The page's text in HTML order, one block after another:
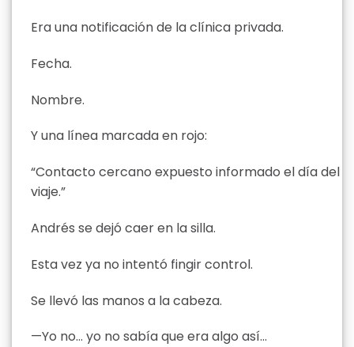
Era una notificación de la clínica privada.
Fecha.
Nombre.
Y una línea marcada en rojo:
“Contacto cercano expuesto informado el día del
viaje.”
Andrés se dejó caer en la silla.
Esta vez ya no intentó fingir control.
Se llevó las manos a la cabeza.
—Yo no… yo no sabía que era algo así…